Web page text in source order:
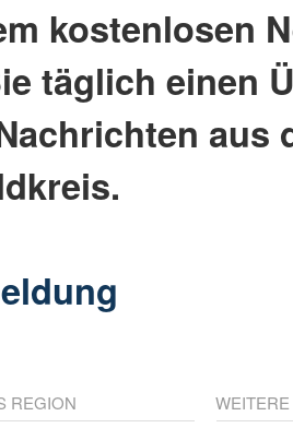
kostenlosen
täglich einen
aus
REGION